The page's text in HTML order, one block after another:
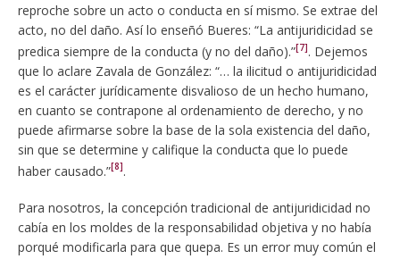
reproche sobre un acto o conducta en sí mismo. Se extrae del
acto, no del daño. Así lo enseñó Bueres: “La antijuridicidad se
predica siempre de la conducta (y no del daño).”[7]. Dejemos
que lo aclare Zavala de González: “… la ilicitud o antijuridicidad
es el carácter jurídicamente disvalioso de un hecho humano,
en cuanto se contrapone al ordenamiento de derecho, y no
puede afirmarse sobre la base de la sola existencia del daño,
sin que se determine y califique la conducta que lo puede
haber causado.”[8].
Para nosotros, la concepción tradicional de antijuridicidad no
cabía en los moldes de la responsabilidad objetiva y no había
porqué modificarla para que quepa. Es un error muy común el